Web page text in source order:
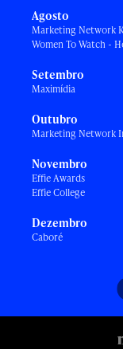
Agosto
Marketing Network
Women To Watch -
Setembro
Maximídia
Outubro
Marketing Network
Novembro
Effie Awards
Effie College
Dezembro
Caboré